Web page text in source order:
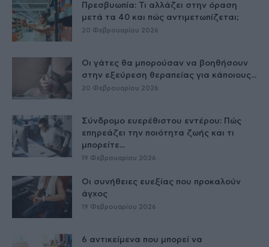
Πρεσβυωπία: Τι αλλάζει στην όραση
μετά τα 40 και πώς αντιμετωπίζεται;
20 Φεβρουαρίου 2026
Οι γάτες θα μπορούσαν να βοηθήσουν
στην εξεύρεση θεραπείας για κάποιους...
20 Φεβρουαρίου 2026
Σύνδρομο ευερέθιστου εντέρου: Πώς
επηρεάζει την ποιότητα ζωής και τι
μπορείτε...
19 Φεβρουαρίου 2026
Οι συνήθειες ευεξίας που προκαλούν
άγχος
19 Φεβρουαρίου 2026
6 αντικείμενα που μπορεί να